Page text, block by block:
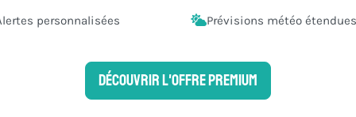
personnalisées Prévisions météo étendues
Découvrir l'offre Premium